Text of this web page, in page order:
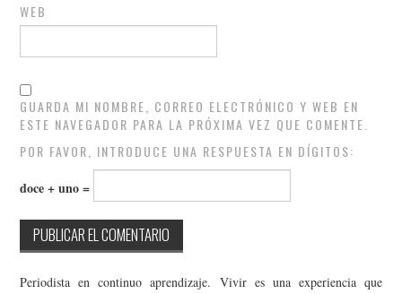
WEB
GUARDA MI NOMBRE, CORREO ELECTRÓNICO Y WEB EN
ESTE NAVEGADOR PARA LA PRÓXIMA VEZ QUE COMENTE.
POR FAVOR, INTRODUCE UNA RESPUESTA EN DÍGITOS:
doce + uno =
Periodista en continuo aprendizaje. Vivir es una experiencia que